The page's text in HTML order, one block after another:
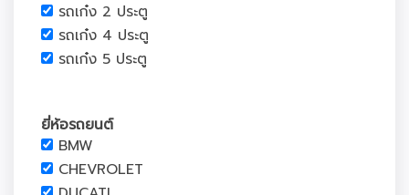
รถเก๋ง 2 ประตู
รถเก๋ง 4 ประตู
รถเก๋ง 5 ประตู
ยี่ห้อรถยนต์
BMW
CHEVROLET